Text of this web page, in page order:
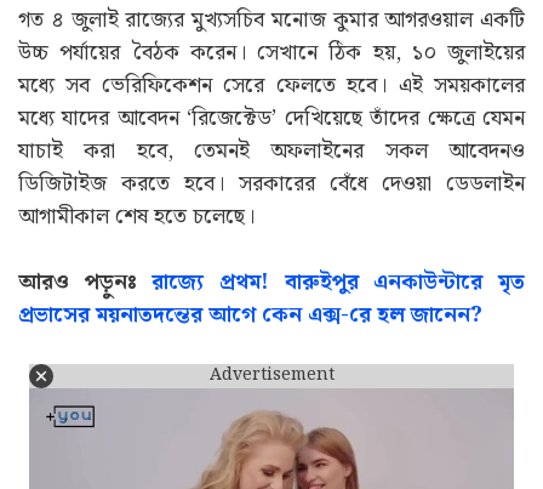
গত ৪ জুলাই রাজ্যের মুখ্যসচিব মনোজ কুমার আগরওয়াল একটি
উচ্চ পর্যায়ের বৈঠক করেন। সেখানে ঠিক হয়, ১০ জুলাইয়ের
মধ্যে সব ভেরিফিকেশন সেরে ফেলতে হবে। এই সময়কালের
মধ্যে যাদের আবেদন ‘রিজেক্টেড’ দেখিয়েছে তাঁদের ক্ষেত্রে যেমন
যাচাই করা হবে, তেমনই অফলাইনের সকল আবেদনও
ডিজিটাইজ করতে হবে। সরকারের বেঁধে দেওয়া ডেডলাইন
আগামীকাল শেষ হতে চলেছে।
আরও পড়ুনঃরাজ্যে প্রথম! বারুইপুর এনকাউন্টারে মৃত
প্রভাসের ময়নাতদন্তের আগে কেন এক্স-রে হল জানেন?
Advertisement